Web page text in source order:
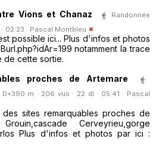
Vions et Chanaz
Randonnée
02:23 · Pascal Montbleu
possible ici... Plus d'infos et photos
notamment la trace
de cette sortie.
proches de Artemare
m · 206 vus · 22 dl · 05:41 · Pascal
sites remarquables proches de
Cerveyrieu,gorge
Plus d'infos et photos par ici :